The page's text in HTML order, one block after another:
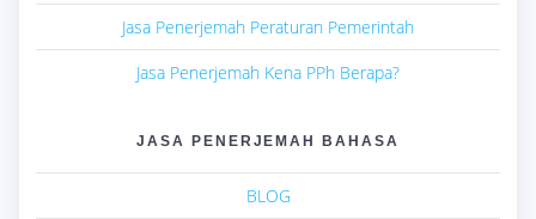
Jasa Penerjemah Peraturan Pemerintah
Jasa Penerjemah Kena PPh Berapa?
JASA PENERJEMAH BAHASA
BLOG